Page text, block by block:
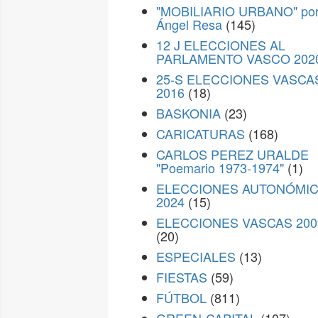
"MOBILIARIO URBANO"
Ángel Resa (145)
12 J ELECCIONES AL
PARLAMENTO VASCO
25-S ELECCIONES
2016 (18)
BASKONIA (23)
CARICATURAS (168)
CARLOS PEREZ URALDE
"Poemario 1973-1974" (1)
ELECCIONES
2024 (15)
ELECCIONES VASCAS
(20)
ESPECIALES (13)
FIESTAS (59)
FÚTBOL (811)